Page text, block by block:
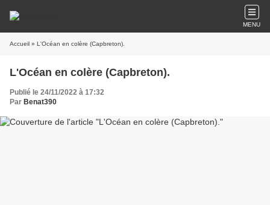
MENU
Accueil » L'Océan en colère (Capbreton).
L'Océan en colère (Capbreton).
Publié le 24/11/2022 à 17:32
Par Benat390